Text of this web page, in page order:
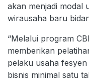
akan menjadi modal
wirausaha baru
“Melalui program
memberikan
pelaku usaha
bisnis minimal satu